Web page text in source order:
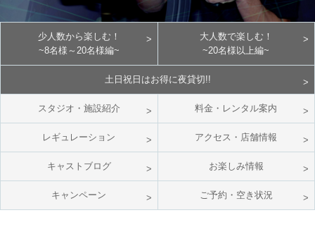
少人数から楽しむ！
~8名様～20名様編~
大人数で楽しむ！
~20名様以上編~
土日祝日はお得に夜貸切!!
スタジオ・施設紹介 料金・レンタル案内
レギュレーション アクセス・店舗情報
キャストブログ お楽しみ情報
キャンペーン ご予約・空き状況